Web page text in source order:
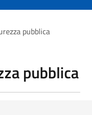
pubblica
pubblica